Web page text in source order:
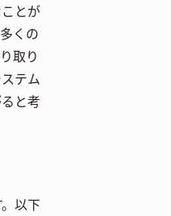
とが
くの
取り
テム
と考
以下